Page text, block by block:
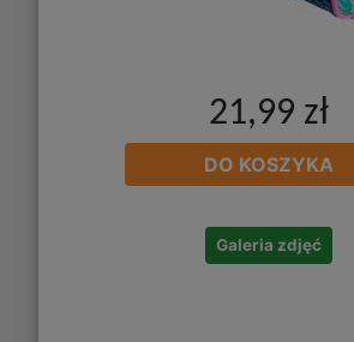
21,99 zł
DO KOSZYKA
Galeria zdjęć